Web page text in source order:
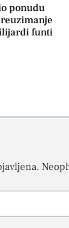
ponudu
funti